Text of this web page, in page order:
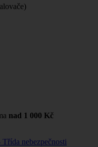
nad 1 000 Kč
Třída nebezpečnosti